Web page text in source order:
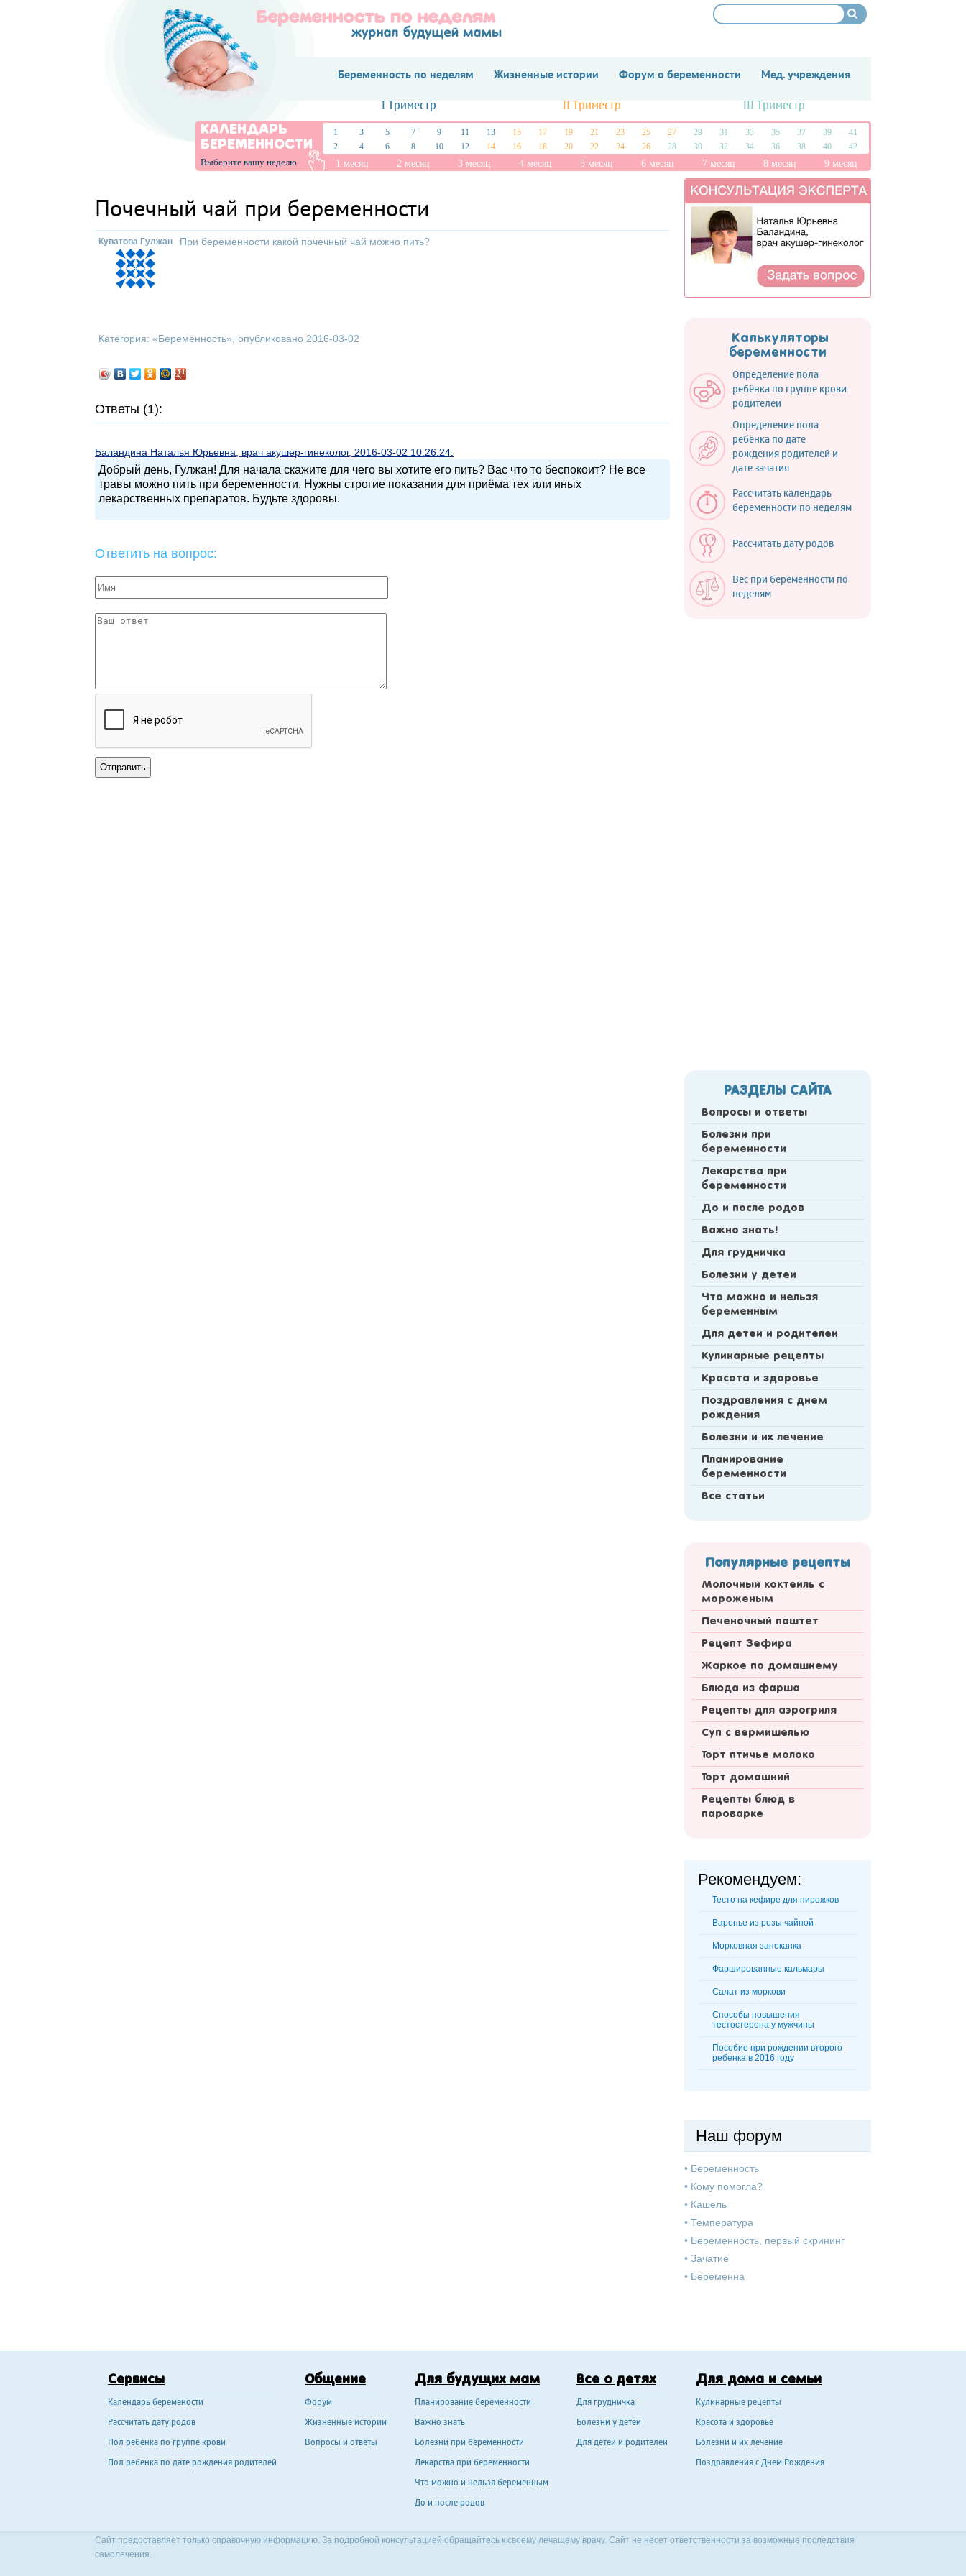
Беременность по неделям Жизненные истории Форум о беременности Мед. учреждения
I Триместр II Триместр III Триместр
КАЛЕНДАРЬ
БЕРЕМЕННОСТИ
Выберите вашу неделю
1 3 5 7 9 11 13 15 17 19 21 23 25 27 29 31 33 35 37 39
41
2
4 6 8 10 12 14 16 18 20 22 24 26 28 30 32 34 36 38 40 42
1 месяц 2 месяц 3 месяц 4 месяц 5 месяц 6 месяц 7 месяц 8 месяц 9 месяц
Почечный чай при беременности
Куватова Гулжан При беременности какой почечный чай можно пить?
Категория: «Беременность», опубликовано 2016-03-02
Ответы (1):
Баландина Наталья Юрьевна, врач акушер-гинеколог, 2016-03-02 10:26:24:
Добрый день, Гулжан! Для начала скажите для чего вы хотите его пить? Вас что то беспокоит? Не все
травы можно пить при беременности. Нужны строгие показания для приёма тех или иных
лекарственных препаратов. Будьте здоровы.
Ответить на вопрос:
Калькуляторы
беременности
Определение пола
ребёнка по группе крови
родителей
Определение пола
ребёнка по дате
рождения родителей и
дате зачатия
Рассчитать календарь
беременности по неделям
Рассчитать дату родов
Вес при беременности по
неделям
РАЗДЕЛЫ САЙТА
Вопросы и ответы
Болезни при
беременности
Лекарства при
беременности
До и после родов
Важно знать!
Для грудничка
Болезни у детей
Что можно и нельзя
беременным
Для детей и родителей
Кулинарные рецепты
Красота и здоровье
Поздравления с днем
рождения
Болезни и их лечение
Планирование
беременности
Все статьи
Популярные рецепты
Молочный коктейль с
мороженым
Печеночный паштет
Рецепт Зефира
Жаркое по домашнему
Блюда из фарша
Рецепты для аэрогриля
Суп с вермишелью
Торт птичье молоко
Торт домашний
Рецепты блюд в
пароварке
Рекомендуем:
Тесто на кефире для пирожков
Варенье из розы чайной
Морковная запеканка
Фаршированные кальмары
Салат из моркови
Способы повышения
тестостерона у мужчины
Пособие при рождении второго
ребенка в 2016 году
Наш форум
• Беременность
• Кому помогла?
• Кашель
• Температура
• Беременность, первый скрининг
• Зачатие
• Беременна
Сервисы
Календарь беремености
Рассчитать дату родов
Пол ребенка по группе крови
Пол ребенка по дате рождения родителей
Общение
Форум
Жизненные истории
Вопросы и ответы
Для будущих мам
Планирование беременности
Важно знать
Болезни при беременности
Лекарства при беременности
Что можно и нельзя беременным
До и после родов
Все о детях
Для грудничка
Болезни у детей
Для детей и родителей
Для дома и семьи
Кулинарные рецепты
Красота и здоровье
Болезни и их лечение
Поздравления с Днем Рождения
Сайт предоставляет только справочную информацию. За подробной консультацией обращайтесь к своему лечащему врачу. Сайт не несет ответственности за возможные последствия
самолечения.